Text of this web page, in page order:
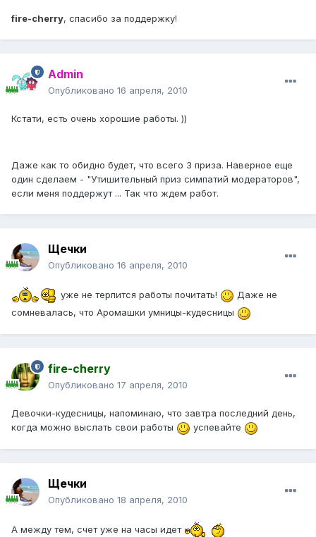
fire-cherry, спасибо за поддержку!
Admin
Опубликовано 16 апреля, 2010
Кстати, есть очень хорошие работы. ))
Даже как то обидно будет, что всего 3 приза. Наверное еще
один сделаем - "Утишительный приз симпатий модераторов",
если меня поддержут ... Так что ждем работ.
Щечки
Опубликовано 16 апреля, 2010
уже не терпится работы почитать!
Даже не
сомневалась, что Аромашки умницы-кудесницы
fire-cherry
Опубликовано 17 апреля, 2010
Девочки-кудесницы, напоминаю, что завтра последний день,
когда можно выслать свои работы
успевайте
Щечки
Опубликовано 18 апреля, 2010
А между тем, счет уже на часы идет